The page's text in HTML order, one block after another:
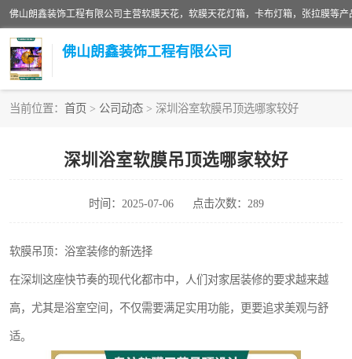
佛山朗鑫装饰工程有限公司
当前位置： 首页 > 公司动态 > 深圳浴室软膜吊顶选哪家较好
深圳浴室软膜吊顶选哪家较好
时间：2025-07-06 点击次数：289
软膜吊顶：浴室装修的新选择
在深圳这座快节奏的现代化都市中，人们对家居装修的要求越来越
高，尤其是浴室空间，不仅需要满足实用功能，更要追求美观与舒
适。